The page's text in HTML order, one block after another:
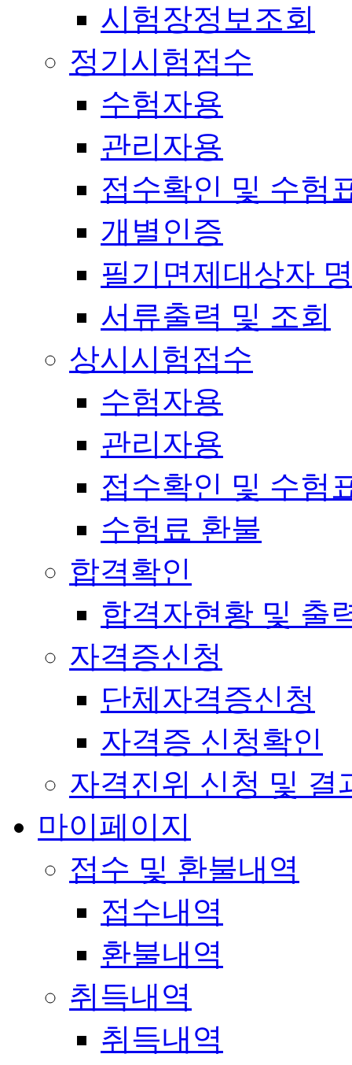
시험장정보조회
정기시험접수
수험자용
관리자용
접수확인 및 수험
개별인증
필기면제대상자
서류출력 및 조회
상시시험접수
수험자용
관리자용
접수확인 및 수험
수험료 환불
합격확인
합격자현황 및 출
자격증신청
단체자격증신청
자격증 신청확인
자격진위 신청 및 결
마이페이지
접수 및 환불내역
접수내역
환불내역
취득내역
취득내역